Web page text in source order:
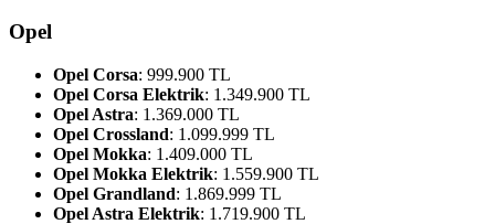
Opel
Opel Corsa: 999.900 TL
Opel Corsa Elektrik: 1.349.900 TL
Opel Astra: 1.369.000 TL
Opel Crossland: 1.099.999 TL
Opel Mokka: 1.409.000 TL
Opel Mokka Elektrik: 1.559.900 TL
Opel Grandland: 1.869.999 TL
Opel Astra Elektrik: 1.719.900 TL